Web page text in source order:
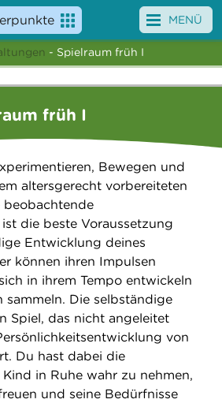
MENÜ
- Spielraum früh I
früh I
Bewegen und
altersgerecht vorbereiteten
beobachtende
die beste Voraussetzung
Entwicklung deines
können ihren Impulsen
in ihrem Tempo entwickeln
sammeln. Die selbständige
Spiel, das nicht angeleitet
von
Du hast dabei die
in Ruhe wahr zu nehmen,
und seine Bedürfnisse